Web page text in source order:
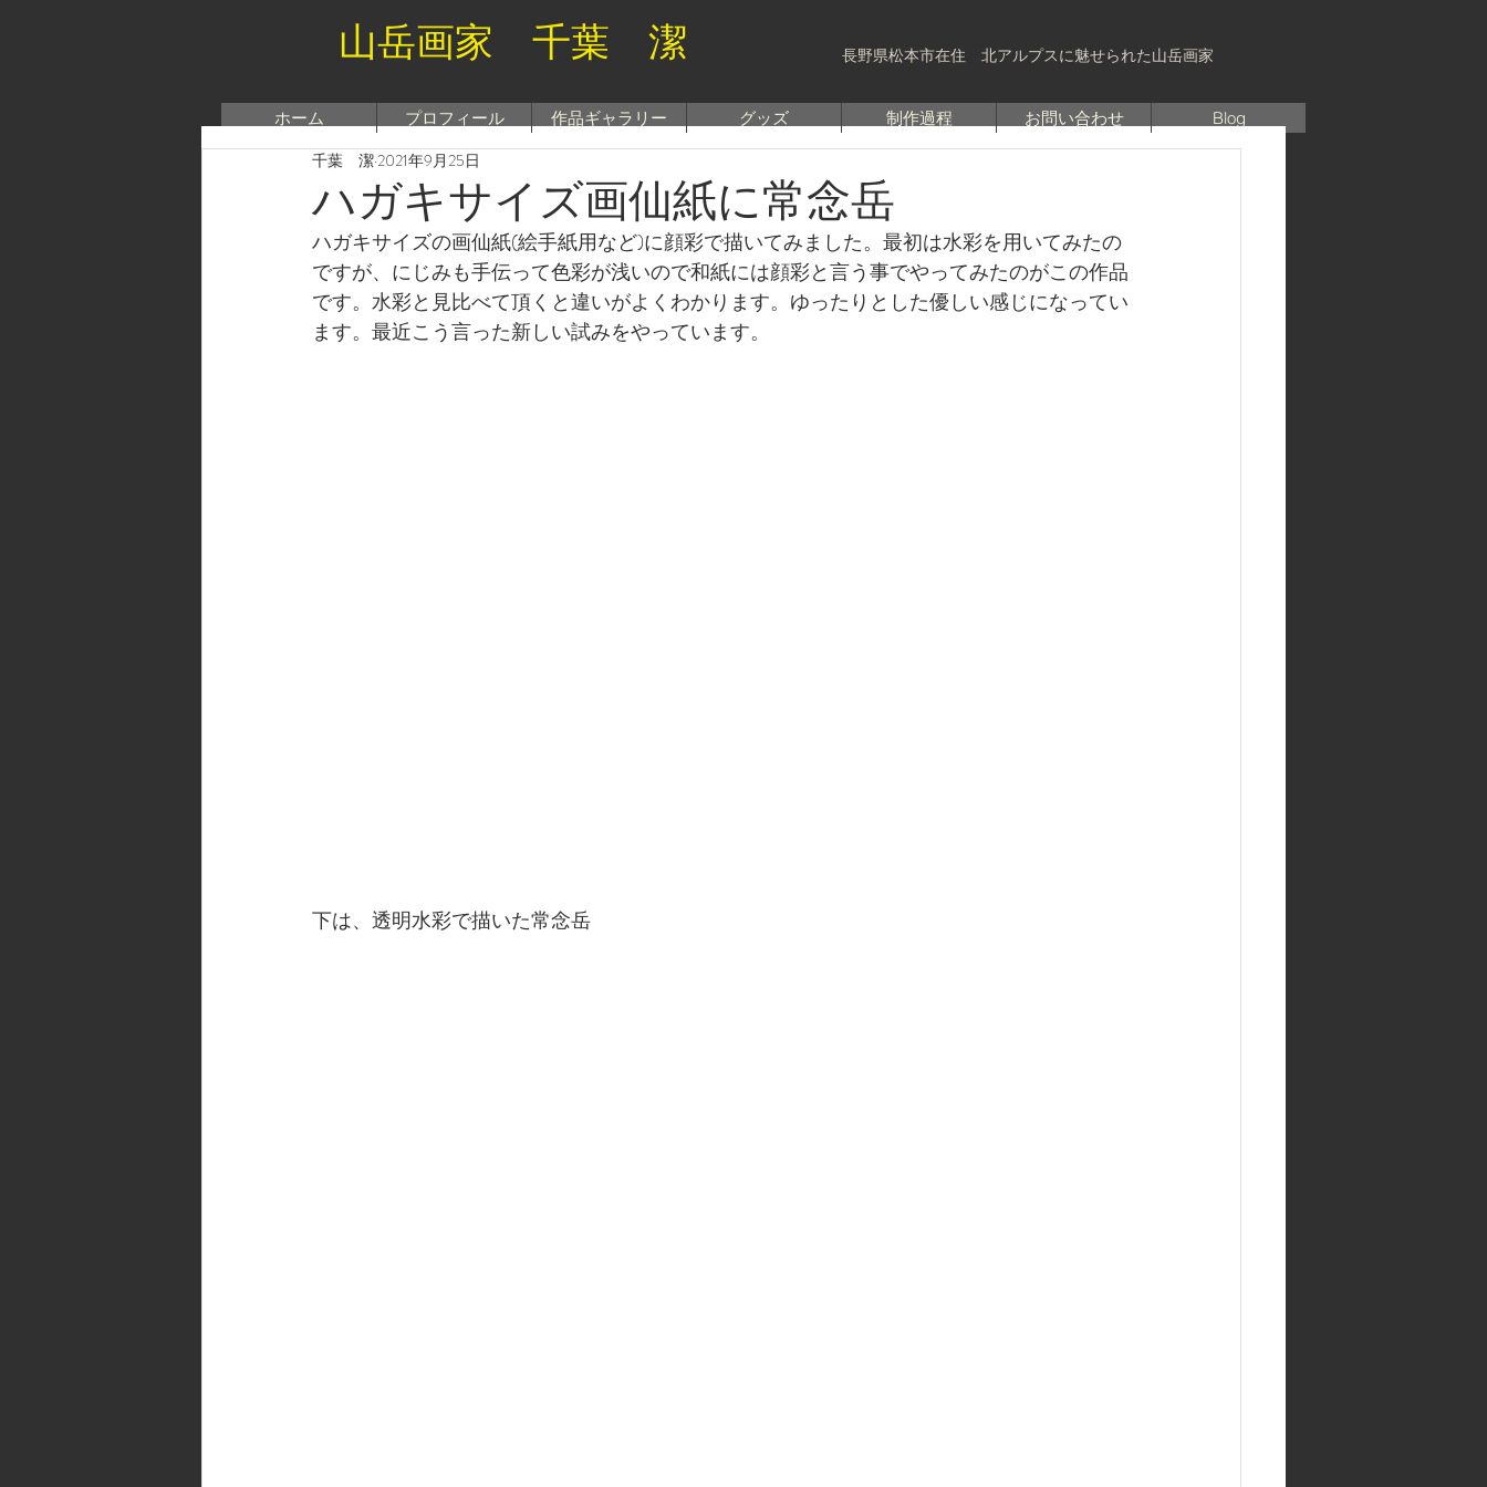
山岳画家 千葉 潔 長野県松本市在住 北アルプスに魅せられた山岳画家
ホーム プロフィール 作品ギャラリー グッズ 制作過程 お問い合わせ Blog
ハガキサイズ画仙紙に常念岳
千葉 潔 2021年9月25日
ハガキサイズの画仙紙(絵手紙用など)に顔彩で描いてみました。最初は水彩を用いてみたの
ですが、にじみも手伝って色彩が浅いので和紙には顔彩と言う事でやってみたのがこの作品
です。水彩と見比べて頂くと違いがよくわかります。ゆったりとした優しい感じになってい
ます。最近こう言った新しい試みをやっています。
下は、透明水彩で描いた常念岳